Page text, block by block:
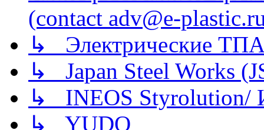
(contact adv@e-
↳ Электрические
↳ Japan Steel Works
↳ INEOS
↳ YUDO